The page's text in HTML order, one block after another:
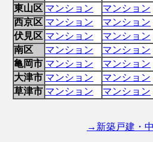
東山区 マンション
マンション
西京区 マンション
マンション
伏見区 マンション
マンション
南区
マンション
マンション
亀岡市 マンション
マンション
大津市 マンション
マンション
草津市 マンション マンション
→新築戸建・